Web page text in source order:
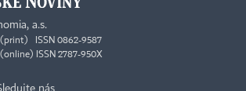
a.s.
(print) ISSN 0862-9587
ISSN 2787-950X
nás